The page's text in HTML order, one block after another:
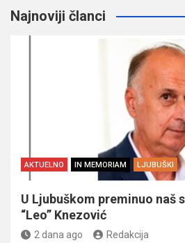
Najnoviji članci
AKTUELNO IN MEMORIAM LJUBUŠKI
U Ljubuškom preminuo naš
“Leo” Knezović
2 dana ago Redakcija